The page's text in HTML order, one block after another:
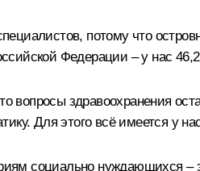
потому что
Федерации – у нас
вопросы здравоохранения
Для этого всё имеется у
социально нуждающихся